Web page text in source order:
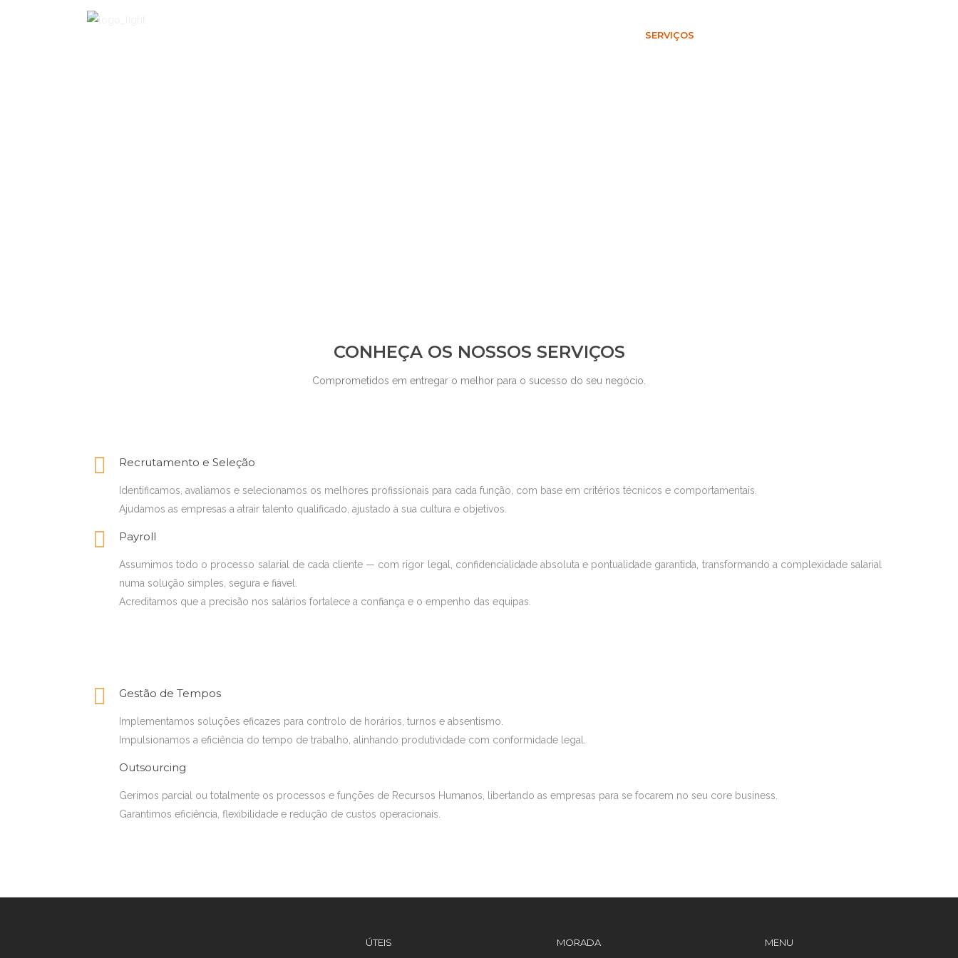
SERVIÇOS
CONHEÇA OS NOSSOS SERVIÇOS
Comprometidos em entregar o melhor para o sucesso do seu negócio.
Recrutamento e Seleção
Identificamos, avaliamos e selecionamos os melhores profissionais para cada função, com base em critérios técnicos e comportamentais.
Ajudamos as empresas a atrair talento qualificado, ajustado à sua cultura e objetivos.
Payroll
Assumimos todo o processo salarial de cada cliente — com rigor legal, confidencialidade absoluta e pontualidade garantida, transformando a complexidade salarial
numa solução simples, segura e fiável.
Acreditamos que a precisão nos salários fortalece a confiança e o empenho das equipas.
Gestão de Tempos
Implementamos soluções eficazes para controlo de horários, turnos e absentismo.
Impulsionamos a eficiência do tempo de trabalho, alinhando produtividade com conformidade legal.
Outsourcing
Gerimos parcial ou totalmente os processos e funções de Recursos Humanos, libertando as empresas para se focarem no seu core business.
Garantimos eficiência, flexibilidade e redução de custos operacionais.
ÚTEIS MORADA MENU